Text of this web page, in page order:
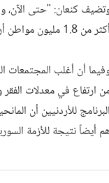
كنعان: "حتى الآن،
مليون مواطن أردني ونحو 200 ألف لاجئ سوري".
أن أغلب المجتمعات
ارتفاع في معدلات
للأردنيين أن
أيضاً نتيجة للأزمة